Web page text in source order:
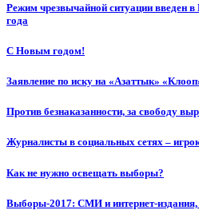
Режим чрезвычайной ситуации введен
года
С Новым годом!
Заявление по иску на «Азаттык»
Против безнаказанности, за свободу
Журналисты в социальных сетях –
Как не нужно освещать выборы?
Выборы-2017: СМИ и интернет-